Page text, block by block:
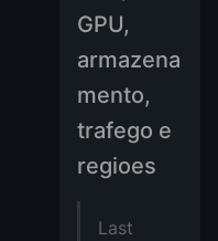
GPU,
armazena
mento,
trafego e
regioes
Last